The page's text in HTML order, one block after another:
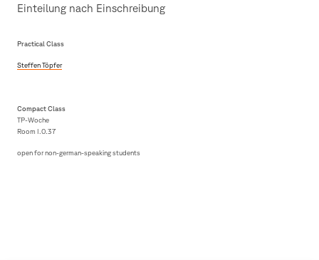
Einteilung nach Einschreibung
Practical Class
Steffen Töpfer
Compact Class
TP-Woche
Room I.0.37
open for non-german-speaking students